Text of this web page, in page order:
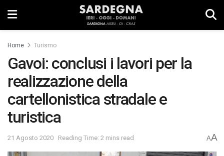
Home Turismo
Gavoi: conclusi i lavori per la
realizzazione della
cartellonistica stradale e
turistica
21 Agosto 2020 Reading Time: 2 mins read AA